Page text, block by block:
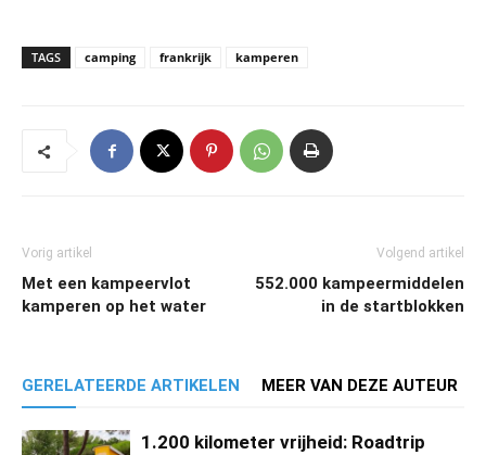
TAGS camping frankrijk kamperen
Vorig artikel
Met een kampeervlot
kamperen op het water
Volgend artikel
552.000 kampeermiddelen
in de startblokken
GERELATEERDE ARTIKELEN MEER VAN DEZE AUTEUR
1.200 kilometer vrijheid: Roadtrip